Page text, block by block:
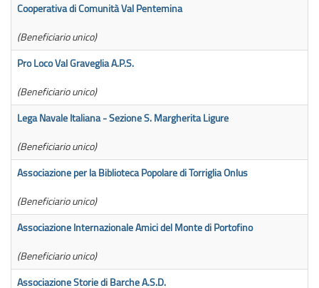
Cooperativa di Comunità Val Pentemina
(Beneficiario unico)
Pro Loco Val Graveglia A.P.S.
(Beneficiario unico)
Lega Navale Italiana - Sezione S. Margherita Ligure
(Beneficiario unico)
Associazione per la Biblioteca Popolare di Torriglia Onlus
(Beneficiario unico)
Associazione Internazionale Amici del Monte di Portofino
(Beneficiario unico)
Associazione Storie di Barche A.S.D.